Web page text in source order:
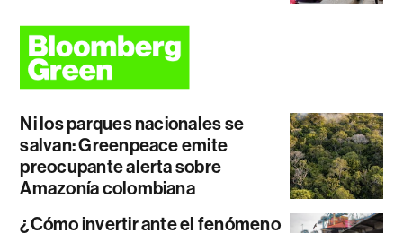
Ni los parques nacionales se
salvan: Greenpeace emite
preocupante alerta sobre
Amazonía colombiana
¿Cómo invertir ante el fenómeno